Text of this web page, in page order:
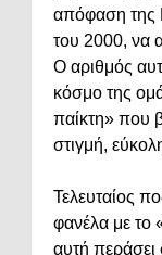
απόφαση
του 2000, να
Ο αριθμός
κόσμο της
παίκτη» που
στιγμή,
Τελευταίος
φανέλα με το
αυτή περάσει